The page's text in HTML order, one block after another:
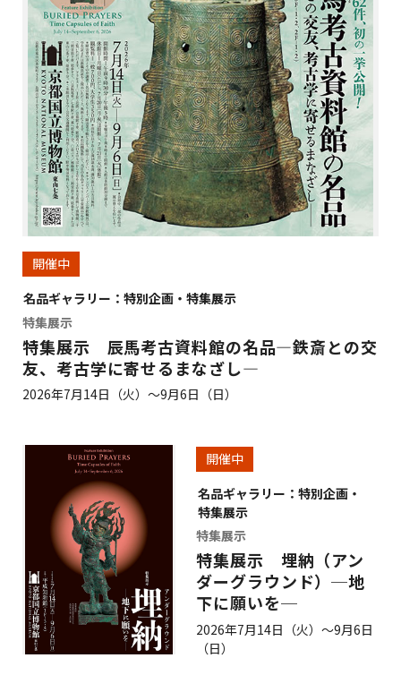
開催中
名品ギャラリー：特別企画・特集展示
特集展示
特集展示 辰馬考古資料館の名品―鉄斎との交
友、考古学に寄せるまなざし―
2026年7月14日（火）～9月6日（日）
開催中
名品ギャラリー：特別企画・
特集展示
特集展示
特集展示 埋納（アン
ダーグラウンド）─地
下に願いを─
2026年7月14日（火）～9月6日
（日）